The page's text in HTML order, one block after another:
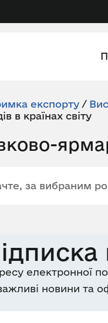
експорту /
в країнах світу
за вибраним
електронної
новини та